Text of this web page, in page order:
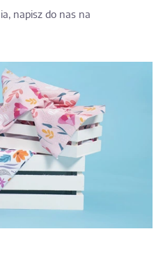
napisz do nas na